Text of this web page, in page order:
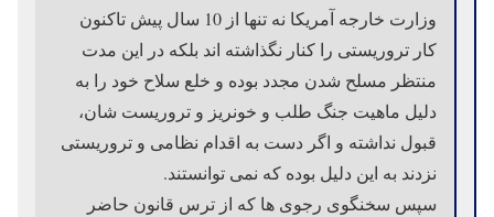
وزارت خارجه آمریکا نه تنها از 10 سال پیش تاکنون
کار تروریستی را کنار نگذاشته اند بلکه در این مدت
منتظر مسلح شدن مجدد بوده و خلع سلاح خود را به
دلیل ماهیت جنگ طلب و خونریز و تروریست شان،
قبول نداشته و اگر دست به اقدام نظامی و تروریستی
نزدند به این دلیل بوده که نمی توانستند.
سپس سخنگوی رجوی ها که از ترس قانون حاضر